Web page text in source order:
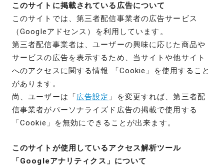
このサイトに掲載されている広告について
このサイトでは、第三者配信事業者の広告サービス
（Googleアドセンス）を利用しています。
第三者配信事業者は、ユーザーの興味に応じた商品や
サービスの広告を表示するため、当サイトや他サイト
へのアクセスに関する情報 「Cookie」を使用すること
があります。
尚、ユーザーは「広告設定 」を変更すれば、第三者配
信事業者がパーソナライズド広告の掲載で使用する
「Cookie」を無効にできることが出来ます。
このサイトが使用しているアクセス解析ツール
「Googleアナリティクス」について